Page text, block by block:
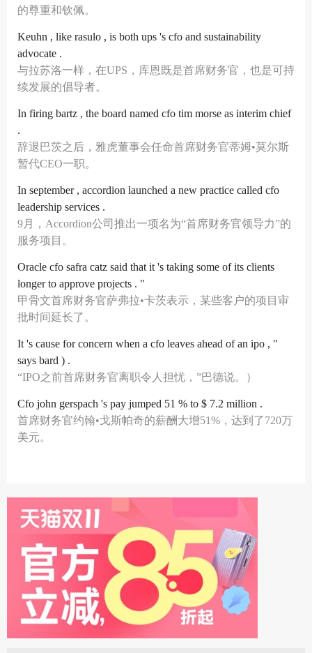
的尊重和钦佩。
Keuhn , like rasulo , is both ups 's cfo and sustainability
advocate .
与拉苏洛一样，在UPS，库恩既是首席财务官，也是可持
续发展的倡导者。
In firing bartz , the board named cfo tim morse as interim chief
.
辞退巴茨之后，雅虎董事会任命首席财务官蒂姆•莫尔斯
暂代CEO一职。
In september , accordion launched a new practice called cfo
leadership services .
9月，Accordion公司推出一项名为“首席财务官领导力”的
服务项目。
Oracle cfo safra catz said that it 's taking some of its clients
longer to approve projects . "
甲骨文首席财务官萨弗拉•卡茨表示，某些客户的项目审
批时间延长了。
It 's cause for concern when a cfo leaves ahead of an ipo , "
says bard ) .
“IPO之前首席财务官离职令人担忧，”巴德说。）
Cfo john gerspach 's pay jumped 51 % to $ 7.2 million .
首席财务官约翰•戈斯帕奇的薪酬大增51%，达到了720万
美元。